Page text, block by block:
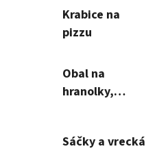
Krabice na
pizzu
Obal na
hranolky,
Sáčky a vrecká